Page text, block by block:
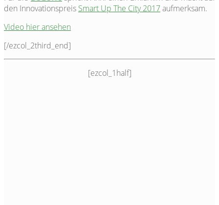
den Innovationspreis Smart Up The City 2017aufmerksam.
Video hier ansehen
[/ezcol_2third_end]
[ezcol_1half]